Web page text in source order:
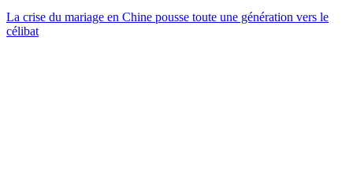
La crise du mariage en Chine pousse toute une génération vers le
célibat